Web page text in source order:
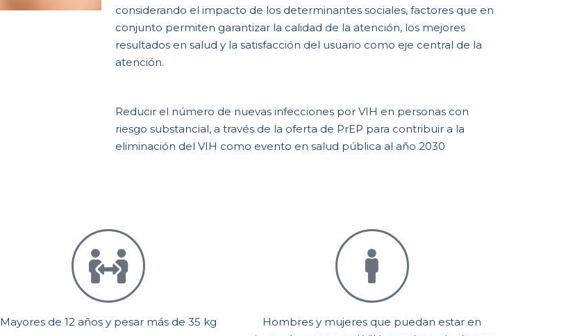
considerando el impacto de los determinantes sociales, factores que en
conjunto permiten garantizar la calidad de la atención, los mejores
resultados en salud y la satisfacción del usuario como eje central de la
atención.
Reducir el número de nuevas infecciones por VIH en personas con
riesgo substancial, a través de la oferta de PrEP para contribuir a la
eliminación del VIH como evento en salud pública al año 2030
Mayores de 12 años y pesar más de 35 kg
Hombres y mujeres que puedan estar en